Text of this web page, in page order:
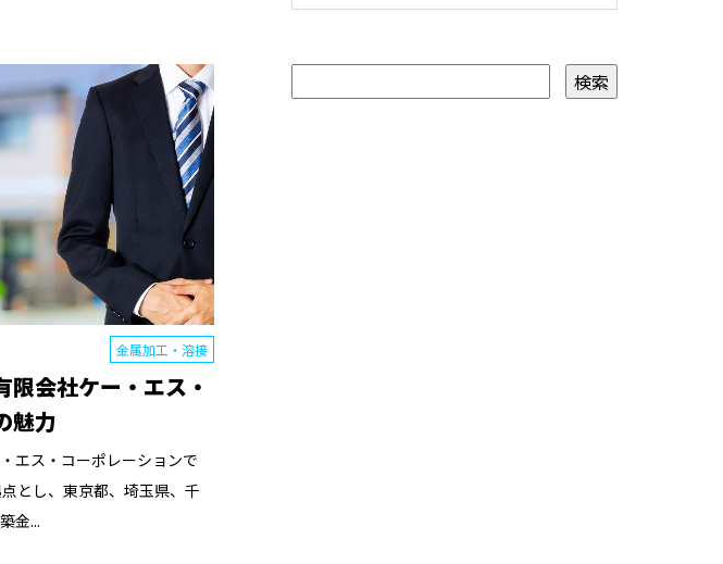
金属加工・溶接
会社ケー・エス・
魅力
エス・コーポレーションで
とし、東京都、埼玉県、千
金...